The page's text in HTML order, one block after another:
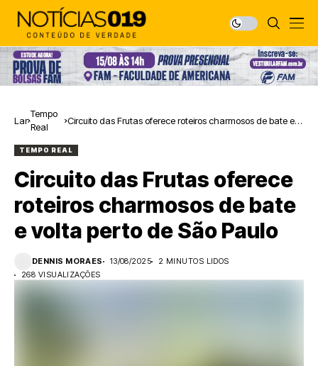
Lar
Tempo
Real
Circuito das Frutas oferece roteiros charmosos de bate e
TEMPO REAL
Circuito das Frutas oferece
roteiros charmosos de bate
e volta perto de São Paulo
DENNIS MORAES 13/08/2025
2 MINUTOS LIDOS
268 VISUALIZAÇÕES